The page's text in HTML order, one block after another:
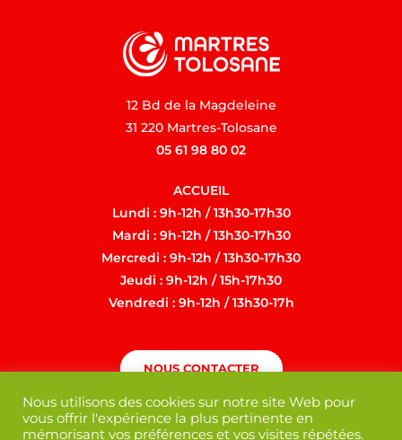
12 Bd de la Magdeleine
31 220 Martres-Tolosane
05 61 98 80 02
ACCUEIL
Lundi : 9h-12h / 13h30-17h30
Mardi : 9h-12h / 13h30-17h30
Mercredi : 9h-12h / 13h30-17h30
Jeudi : 9h-12h / 15h-17h30
Vendredi : 9h-12h / 13h30-17h
NOUS CONTACTER
Nous utilisons des cookies sur notre site Web pour
vous offrir l'expérience la plus pertinente en
mémorisant vos préférences et vos visites répétées.